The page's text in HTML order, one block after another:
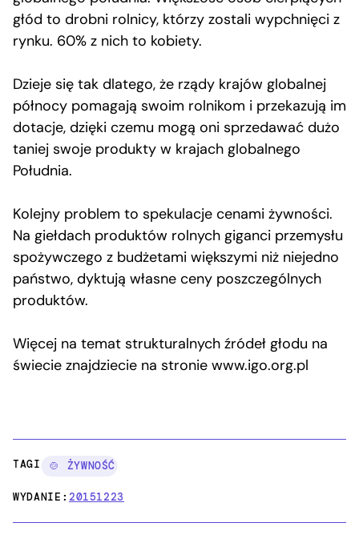
głód to drobni rolnicy, którzy zostali wypchnięci z
rynku. 60% z nich to kobiety.
Dzieje się tak dlatego, że rządy krajów globalnej
północy pomagają swoim rolnikom i przekazują im
dotacje, dzięki czemu mogą oni sprzedawać dużo
taniej swoje produkty w krajach globalnego
Południa.
Kolejny problem to spekulacje cenami żywności.
Na giełdach produktów rolnych giganci przemysłu
spożywczego z budżetami większymi niż niejedno
państwo, dyktują własne ceny poszczególnych
produktów.
Więcej na temat strukturalnych źródeł głodu na
świecie znajdziecie na stronie www.igo.org.pl
TAGI: 🍲 ŻYWNOŚĆ
WYDANIE:20151223